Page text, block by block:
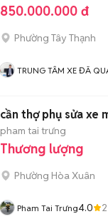
850.000.000 đ
Phường Tây Thạnh
TRUNG TÂM XE ĐÃ
cần thợ phụ sửa xe
pham tai trưng
Thương lượng
Phường Hòa Xuân
Pham Tai Trưng4.0 2